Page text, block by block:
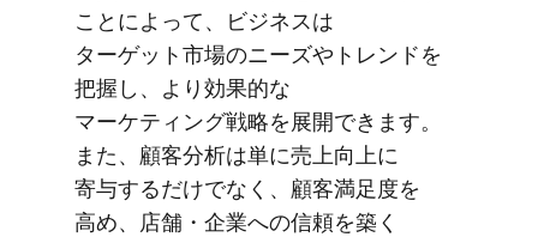
ことに​よって、​ビジネスは​
ターゲット市場の​ニーズや​トレンドを​
把握し、​より​効果的な​
マーケティング戦略を​展開できます。​
また、​顧客分析は​単に​売上向上に​
寄与するだけでなく、​顧客満足度を​
高め、​店舗・企業への​信頼を​築く​